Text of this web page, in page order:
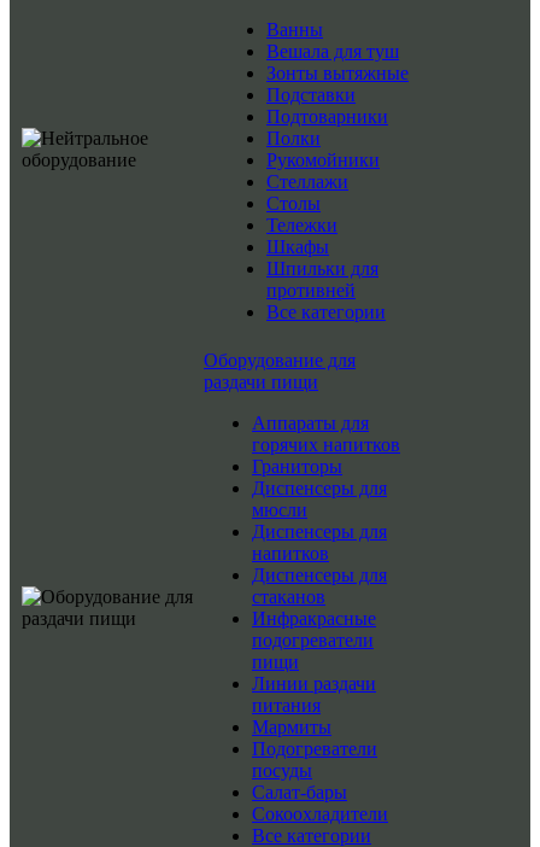
Ванны
Вешала для туш
Зонты вытяжные
Подставки
Подтоварники
Полки
Рукомойники
Стеллажи
Столы
Тележки
Шкафы
Шпильки для
противней
Все категории
Оборудование для
раздачи пищи
Аппараты для
горячих напитков
Граниторы
Диспенсеры для
мюсли
Диспенсеры для
напитков
Диспенсеры для
стаканов
Инфракрасные
подогреватели
пищи
Линии раздачи
питания
Мармиты
Подогреватели
посуды
Салат-бары
Сокоохладители
Все категории